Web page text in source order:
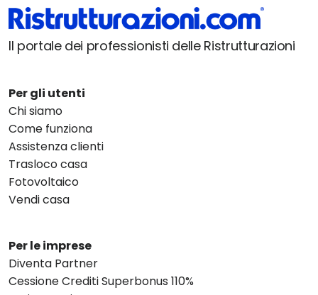
Il portale dei professionisti delle Ristrutturazioni
Per gli utenti
Chi siamo
Come funziona
Assistenza clienti
Trasloco casa
Fotovoltaico
Vendi casa
Per le imprese
Diventa Partner
Cessione Crediti Superbonus 110%